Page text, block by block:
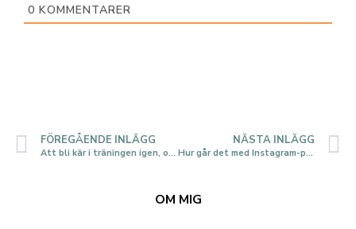
0 KOMMENTARER
FÖREGÅENDE INLÄGG
Att bli kär i träningen igen, och de jobbiga känslorna
NÄSTA INLÄGG
Hur går det med Instagram-pausen?
OM MIG